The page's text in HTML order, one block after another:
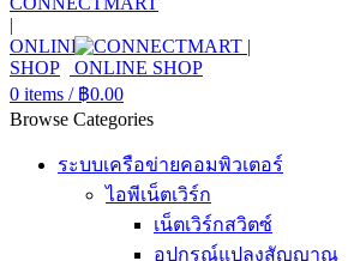
0 items / ฿0.00
Browse Categories
ระบบเครือข่ายคอมพิวเตอร์
ไอพีเน็ตเวิร์ก
เน็ตเวิร์กสวิตซ์
อุปกรณ์แปลงสัญญาณ